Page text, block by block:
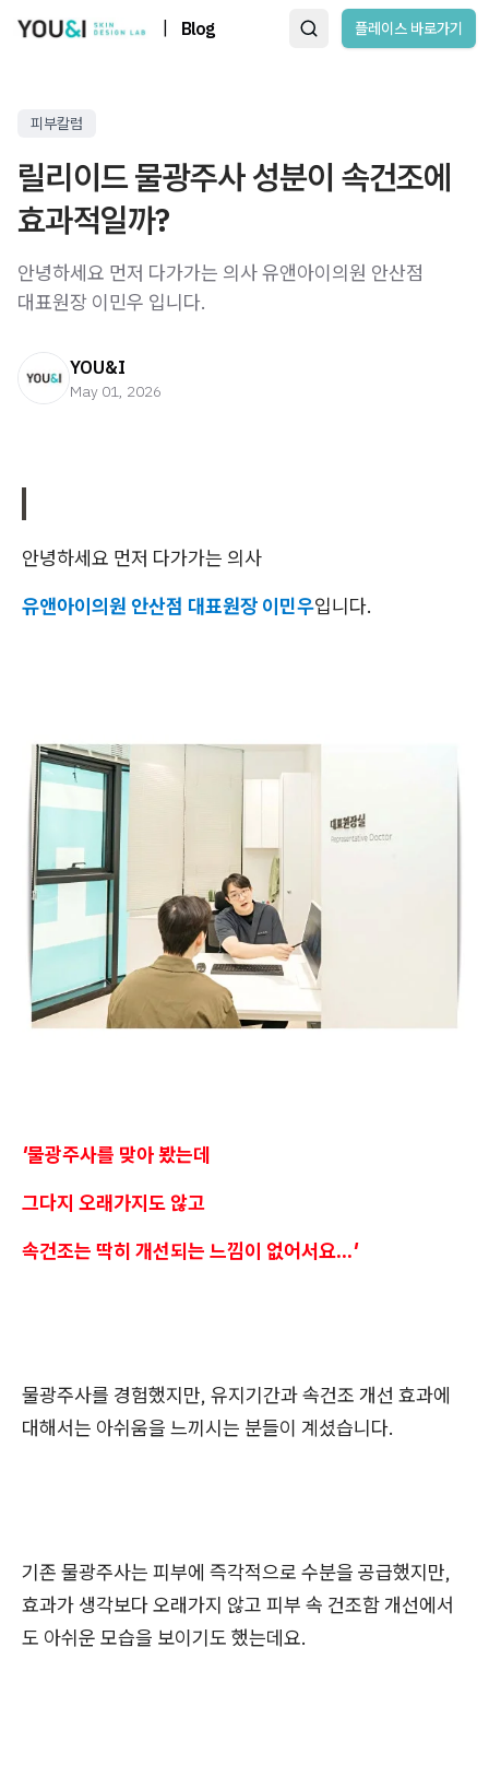
Blog 플레이스 바로가기
피부칼럼
릴리이드 물광주사 성분이 속건조에
효과적일까?
안녕하세요 먼저 다가가는 의사 유앤아이의원 안산점
대표원장 이민우 입니다. ​ ​ ​ ​
YOU&I
May 01, 2026
안녕하세요 먼저 다가가는 의사
유앤아이의원 안산점 대표원장 이민우입니다.
'물광주사를 맞아 봤는데
그다지 오래가지도 않고
속건조는 딱히 개선되는 느낌이 없어서요...'
물광주사를 경험했지만, 유지기간과 속건조 개선 효과에
대해서는 아쉬움을 느끼시는 분들이 계셨습니다.
기존 물광주사는 피부에 즉각적으로 수분을 공급했지만,
효과가 생각보다 오래가지 않고 피부 속 건조함 개선에서
도 아쉬운 모습을 보이기도 했는데요.